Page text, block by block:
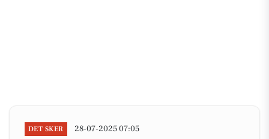
DET SKER 28-07-2025 07:05